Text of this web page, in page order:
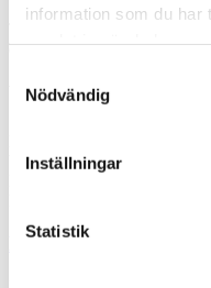
information som du har
Nödvändig
Inställningar
Statistik
eller gör om din sökning.
Webbshop
brett utbud till riktigt bra
Med över 30 år i
Kakel & klinker